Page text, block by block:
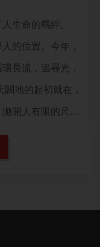
生命的羈絆。
的位置。今年，
長流，追尋光，
地的起初就在，
開人有限的尺度
渴求的，存在萬